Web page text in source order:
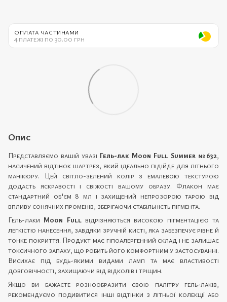
ОПЛАТА ЧАСТИНАМИ
4 платежі по 30.00 грн
Опис
Представляємо вашій увазі Гель-лак Moon Full Summer №632,
насичений відтінок шартрез, який ідеально підійде для літнього
манікюру. Цей світло-зелений колір з емалевою текстурою
додасть яскравості і свіжості вашому образу. Флакон має
стандартний об'єм 8 мл і захищений непрозорою тарою від
впливу сонячних променів, зберігаючи стабільність пігмента.
Гель-лаки Moon Fullвідрізняються високою пігментацією та
легкістю нанесення, завдяки зручній кисті, яка забезпечує рівне й
тонке покриття. Продукт має гіпоалергенний склад і не залишає
токсичного запаху, що робить його комфортним у застосуванні.
Висихає під будь-якими видами ламп та має властивості
довговічності, захищаючи від відколів і тріщин.
Якщо ви бажаєте рознообразити свою палітру гель-лаків,
рекомендуємо подивитися інші відтінки з літньої колекції або